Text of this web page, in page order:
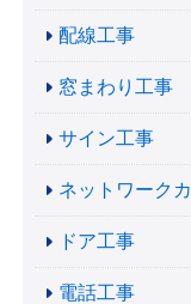
配線工事
窓まわり工事
サイン工事
ネットワーク
ドア工事
電話工事